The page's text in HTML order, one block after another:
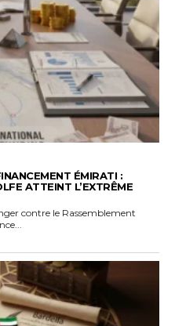
ÉMIRATI :
ATTEINT L’EXTRÊME
contre le Rassemblement